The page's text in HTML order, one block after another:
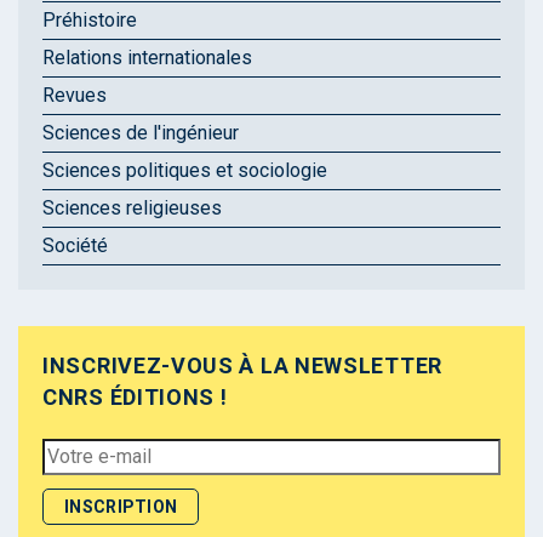
Préhistoire
Relations internationales
Revues
Sciences de l'ingénieur
Sciences politiques et sociologie
Sciences religieuses
Société
INSCRIVEZ-VOUS À LA NEWSLETTER
CNRS ÉDITIONS !